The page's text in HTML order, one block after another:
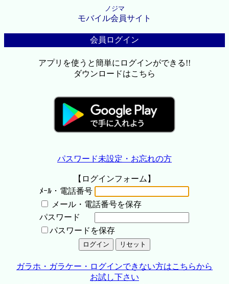
ノジマ
モバイル会員サイト
会員ログイン
アプリを使うと簡単にログインができる!!
ダウンロードはこちら
パスワード未設定・お忘れの方
【ログインフォーム】
ﾒｰﾙ・電話番号
メール・電話番号を保存
パスワード
パスワードを保存
ガラホ・ガラケー・ログインできない方はこちらから
お試し下さい